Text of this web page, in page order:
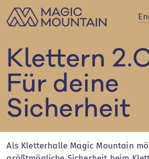
Zum
Inhalt
En
Klettern
Für deine
Sicherheit
Als Kletterhalle Magic Mountain